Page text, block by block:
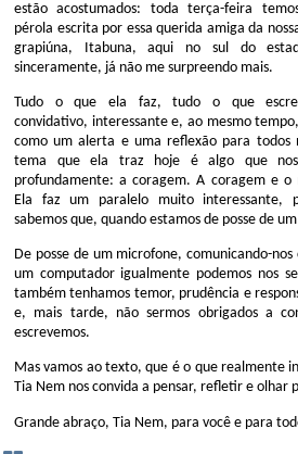
estão acostumados: toda terça-feira
pérola escrita por essa querida amiga da
grapiúna, Itabuna, aqui no sul do
sinceramente, já não me surpreendo mais.
Tudo o que ela faz, tudo o que
convidativo, interessante e, ao mesmo
como um alerta e uma reflexão para todos
tema que ela traz hoje é algo que
profundamente: a coragem. A coragem e o
Ela faz um paralelo muito interessante,
sabemos que, quando estamos de posse de
De posse de um microfone, comunicando-
um computador igualmente podemos nos
também tenhamos temor, prudência e
e, mais tarde, não sermos obrigados a
escrevemos.
Mas vamos ao texto, que é o que realmente
Tia Nem nos convida a pensar, refletir e olhar
Grande abraço, Tia Nem, para você e para